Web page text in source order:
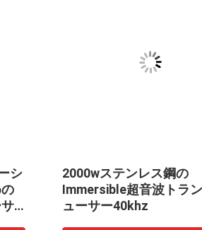
シ
2000wステンレス鋼の
Immersible超音波トラ
ューサー40khz